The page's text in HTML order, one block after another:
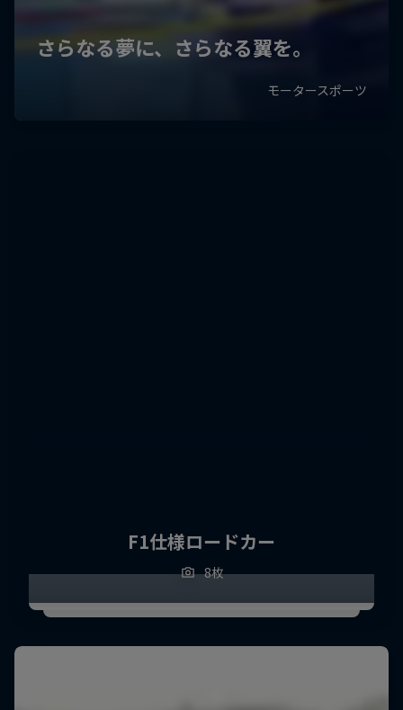
F1仕様ロードカー
8枚